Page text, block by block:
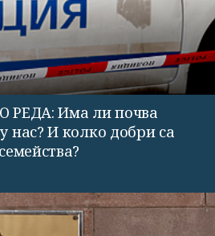
РЕДА: Има ли почва
нас? И колко добри са